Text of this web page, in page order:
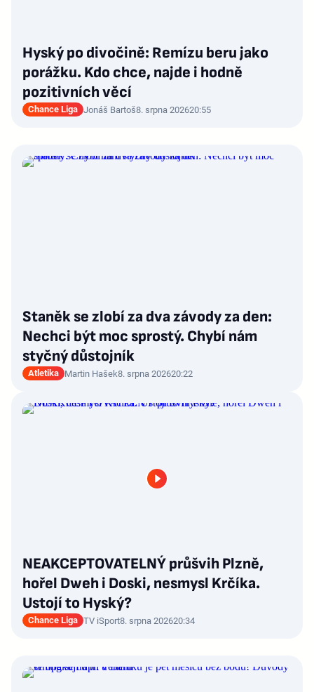
Hyský po divočině: Remízu beru jako
porážku. Kdo chce, najde i hodně
pozitivních věcí
Chance Liga Jonáš Bartoš8. srpna 202620:55
Staněk se zlobí za dva závody za den:
Nechci být moc sprostý. Chybí nám
styčný důstojník
Atletika Martin Hašek8. srpna 202620:22
NEAKCEPTOVATELNÝ průšvih Plzně,
hořel Dweh i Doski, nesmysl Krčíka.
Ustojí to Hyský?
Chance Liga TV iSport8. srpna 202620:34